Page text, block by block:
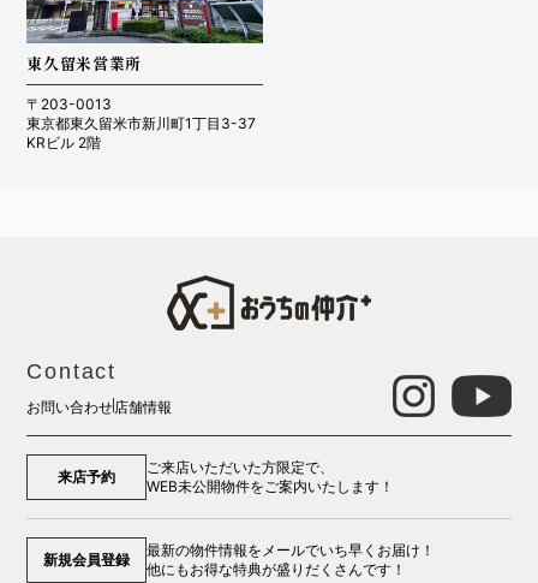
東久留米営業所
〒203-0013
東京都東久留米市新川町1丁目3-37
KRビル 2階
Contact
お問い合わせ 店舗情報
来店予約
ご来店いただいた方限定で、
WEB未公開物件をご案内いたします！
新規会員登録
最新の物件情報をメールでいち早くお届け！
他にもお得な特典が盛りだくさんです！